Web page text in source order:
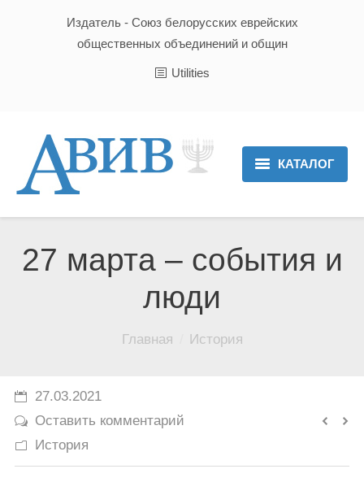
Издатель - Союз белорусских еврейских
общественных объединений и общин
Utilities
КАТАЛОГ
Юмор
27 марта – события и
люди
Главная История
27.03.2021
Оставить комментарий
История